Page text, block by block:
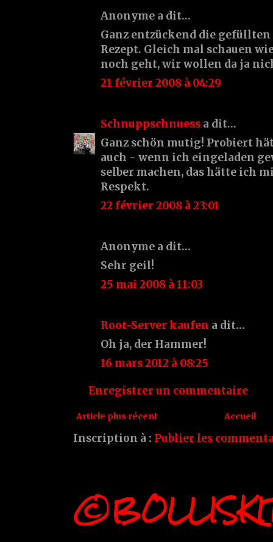
Anonyme a dit…
Ganz entzückend die
Rezept. Gleich mal schauen
noch geht, wir wollen da ja
21 février 2008 à 04:29
Schnuppschnuess a dit…
Ganz schön mutig! Probiert
auch - wenn ich eingeladen
selber machen, das hätte ich
Respekt.
22 février 2008 à 23:01
Anonyme a dit…
Sehr geil!
25 mai 2008 à 11:03
Root-Server kaufen a dit…
Oh ja, der Hammer!
16 mars 2012 à 08:25
Enregistrer un commentaire
Article plus récent Accueil
Inscription à : Publier les